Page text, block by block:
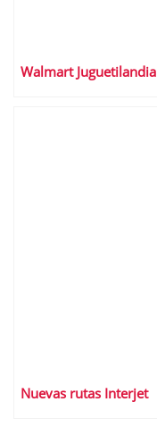
Walmart Juguetilandia
Nuevas rutas Interjet